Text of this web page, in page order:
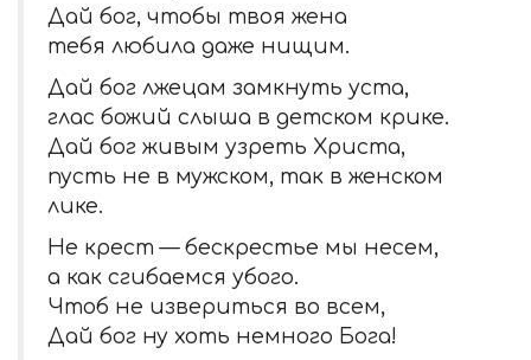
Дай бог, чтобы твоя жена
тебя любила даже нищим.
Дай бог лжецам замкнуть уста,
глас божий слыша в детском крике.
Дай бог живым узреть Христа,
пусть не в мужском, так в женском
лике.
Не крест — бескрестье мы несем,
а как сгибаемся убого.
Чтоб не извериться во всем,
Дай бог ну хоть немного Бога!